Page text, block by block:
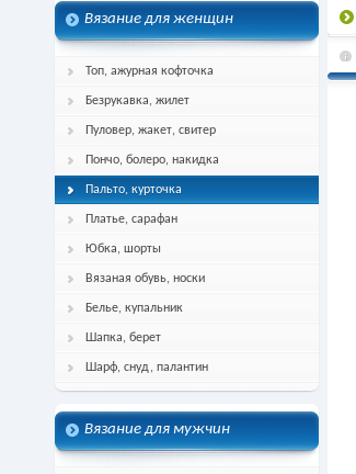
спицами, схема и описание
Вязание для женщин
Топ, ажурная кофточка
Безрукавка, жилет
Пуловер, жакет, свитер
Пончо, болеро, накидка
Пальто, курточка
Платье, сарафан
Юбка, шорты
Вязаная обувь, носки
Белье, купальник
Шапка, берет
Шарф, снуд, палантин
Вязание для мужчин